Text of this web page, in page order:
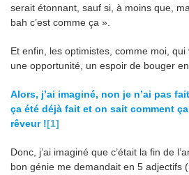
serait étonnant, sauf si, à moins que,
bah c’est comme ça ».
Et enfin, les optimistes, comme moi,
une opportunité, un espoir de bouger
Alors, j’ai imaginé, non je n’ai pas
ça été déjà fait et on sait comment
rêveur ![1]
Donc, j’ai imaginé que c’était la fin de
bon génie me demandait en 5 adjectifs